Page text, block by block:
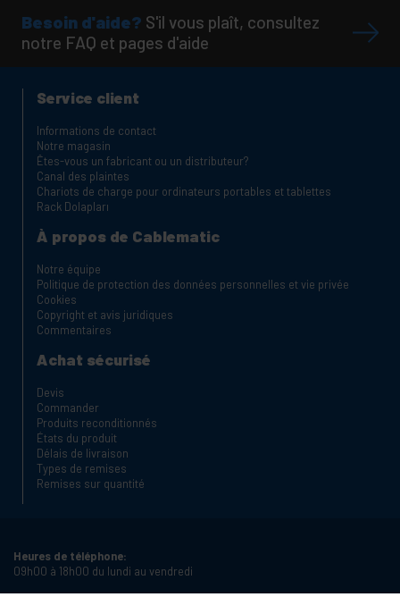
Besoin d'aide? S'il vous plaît, consultez
notre FAQ et pages d'aide
Service client
Informations de contact
Notre magasin
Êtes-vous un fabricant ou un distributeur?
Canal des plaintes
Chariots de charge pour ordinateurs portables et tablettes
Rack Dolapları
À propos de Cablematic
Notre équipe
Politique de protection des données personnelles et vie privée
Cookies
Copyright et avis juridiques
Commentaires
Achat sécurisé
Devis
Commander
Produits reconditionnés
États du produit
Délais de livraison
Types de remises
Remises sur quantité
Heures de téléphone:
09h00 à 18h00 du lundi au vendredi